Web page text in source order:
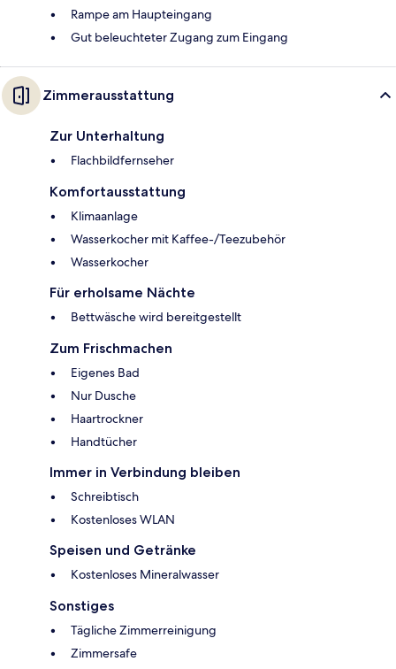
Rampe am Haupteingang
Gut beleuchteter Zugang zum Eingang
Zimmerausstattung
Zur Unterhaltung
Flachbildfernseher
Komfortausstattung
Klimaanlage
Wasserkocher mit Kaffee-/Teezubehör
Wasserkocher
Für erholsame Nächte
Bettwäsche wird bereitgestellt
Zum Frischmachen
Eigenes Bad
Nur Dusche
Haartrockner
Handtücher
Immer in Verbindung bleiben
Schreibtisch
Kostenloses WLAN
Speisen und Getränke
Kostenloses Mineralwasser
Sonstiges
Tägliche Zimmerreinigung
Zimmersafe